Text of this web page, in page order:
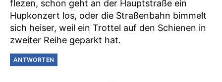
flezen, schon geht an der Hauptstraße ein
Hupkonzert los, oder die Straßenbahn bimmelt
sich heiser, weil ein Trottel auf den Schienen in
zweiter Reihe geparkt hat.
ANTWORTEN